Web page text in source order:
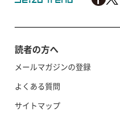
読者の方へ
メールマガジンの登録
よくある質問
サイトマップ